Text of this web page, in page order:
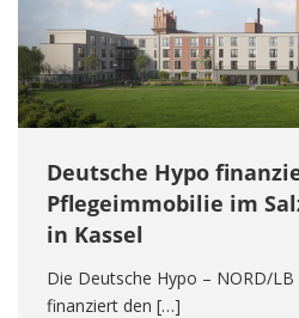
Deutsche Hypo
Pflegeimmobilie im
in Kassel
Die Deutsche Hypo – NORD/LB
finanziert den […]